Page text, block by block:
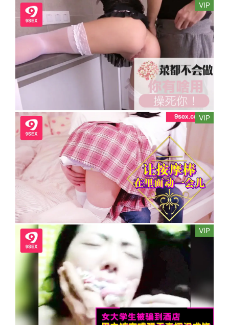
VIP
VIP
VIP